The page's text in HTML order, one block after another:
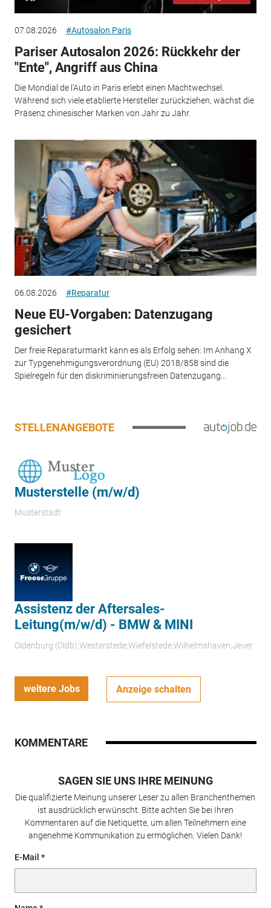
07.08.2026 #Autosalon Paris
Pariser Autosalon 2026: Rückkehr der
"Ente", Angriff aus China
Die Mondial de l'Auto in Paris erlebt einen Machtwechsel.
Während sich viele etablierte Hersteller zurückziehen, wächst die
Präsenz chinesischer Marken von Jahr zu Jahr.
06.08.2026 #Reparatur
Neue EU-Vorgaben: Datenzugang
gesichert
Der freie Reparaturmarkt kann es als Erfolg sehen: Im Anhang X
zur Typgenehmigungsverordnung (EU) 2018/858 sind die
Spielregeln für den diskriminierungsfreien Datenzugang...
STELLENANGEBOTE
Musterstelle (m/w/d)
Musterstadt
Assistenz der Aftersales-
Leitung(m/w/d) - BMW & MINI
Oldenburg (Oldb);Westerstede;Wiefelstede;Wilhelmshaven;Jever
weitere Jobs Anzeige schalten
KOMMENTARE
SAGEN SIE UNS IHRE MEINUNG
Die qualifizierte Meinung unserer Leser zu allen Branchenthemen
ist ausdrücklich erwünscht. Bitte achten Sie bei Ihren
Kommentaren auf die Netiquette, um allen Teilnehmern eine
angenehme Kommunikation zu ermöglichen. Vielen Dank!
E-Mail